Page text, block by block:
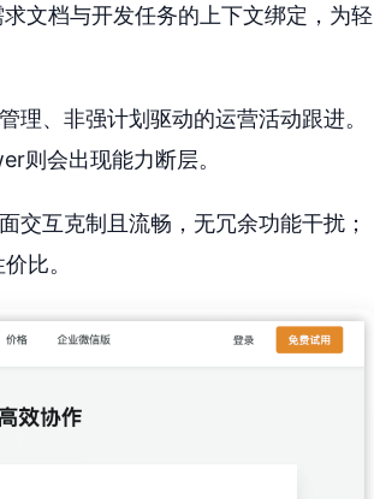
文档与开发任务的上下文绑定，为轻
理、非强计划驱动的运营活动跟进。
则会出现能力断层。
交互克制且流畅，无冗余功能干扰；
比。